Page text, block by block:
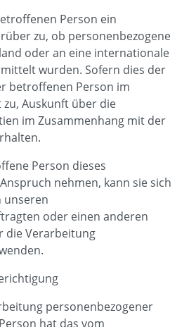
Person ein
zu, ob personenbezogene
oder an eine internationale
wurden. Sofern dies der
betroffenen Person im
zu, Auskunft über die
im Zusammenhang mit der
Person dieses
nehmen, kann sie sich
unseren
oder einen anderen
die Verarbeitung
personenbezogener
hat das vom